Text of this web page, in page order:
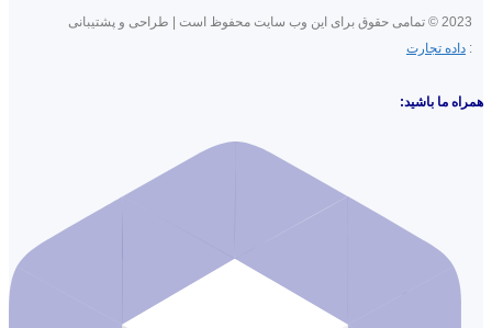
2023 © تمامی حقوق برای این وب سایت محفوظ است | طراحی و پشتیبانی
: داده تجارت
همراه ما باشید: